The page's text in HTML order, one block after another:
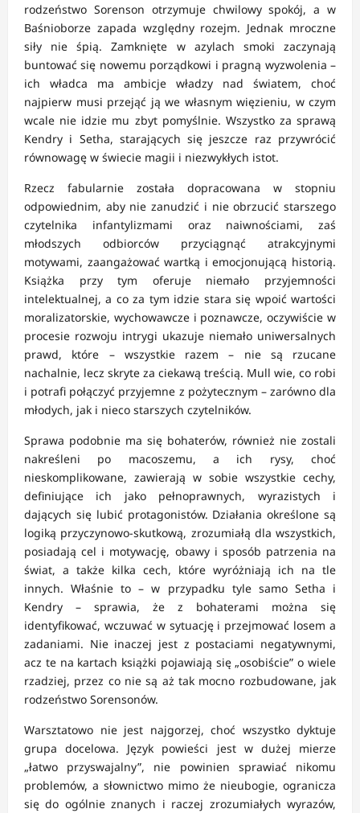
rodzeństwo Sorenson otrzymuje chwilowy spokój, a w
Baśnioborze zapada względny rozejm. Jednak mroczne
siły nie śpią. Zamknięte w azylach smoki zaczynają
buntować się nowemu porządkowi i pragną wyzwolenia –
ich władca ma ambicje władzy nad światem, choć
najpierw musi przejąć ją we własnym więzieniu, w czym
wcale nie idzie mu zbyt pomyślnie. Wszystko za sprawą
Kendry i Setha, starających się jeszcze raz przywrócić
równowagę w świecie magii i niezwykłych istot.
Rzecz fabularnie została dopracowana w stopniu
odpowiednim, aby nie zanudzić i nie obrzucić starszego
czytelnika infantylizmami oraz naiwnościami, zaś
młodszych odbiorców przyciągnąć atrakcyjnymi
motywami, zaangażować wartką i emocjonującą historią.
Książka przy tym oferuje niemało przyjemności
intelektualnej, a co za tym idzie stara się wpoić wartości
moralizatorskie, wychowawcze i poznawcze, oczywiście w
procesie rozwoju intrygi ukazuje niemało uniwersalnych
prawd, które – wszystkie razem – nie są rzucane
nachalnie, lecz skryte za ciekawą treścią. Mull wie, co robi
i potrafi połączyć przyjemne z pożytecznym – zarówno dla
młodych, jak i nieco starszych czytelników.
Sprawa podobnie ma się bohaterów, również nie zostali
nakreśleni po macoszemu, a ich rysy, choć
nieskomplikowane, zawierają w sobie wszystkie cechy,
definiujące ich jako pełnoprawnych, wyrazistych i
dających się lubić protagonistów. Działania określone są
logiką przyczynowo-skutkową, zrozumiałą dla wszystkich,
posiadają cel i motywację, obawy i sposób patrzenia na
świat, a także kilka cech, które wyróżniają ich na tle
innych. Właśnie to – w przypadku tyle samo Setha i
Kendry – sprawia, że z bohaterami można się
identyfikować, wczuwać w sytuację i przejmować losem a
zadaniami. Nie inaczej jest z postaciami negatywnymi,
acz te na kartach książki pojawiają się „osobiście” o wiele
rzadziej, przez co nie są aż tak mocno rozbudowane, jak
rodzeństwo Sorensonów.
Warsztatowo nie jest najgorzej, choć wszystko dyktuje
grupa docelowa. Język powieści jest w dużej mierze
„łatwo przyswajalny”, nie powinien sprawiać nikomu
problemów, a słownictwo mimo że nieubogie, ogranicza
się do ogólnie znanych i raczej zrozumiałych wyrazów,